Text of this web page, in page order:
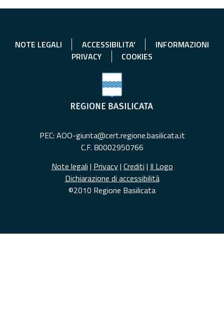
NOTE LEGALI ACCESSIBILITA'
INFORMAZIONI
PRIVACY
COOKIES
PEC: AOO-giunta@cert.regione.basilicata.it
C.F. 80002950766
Note legali | Privacy| Crediti | Il Logo
Dichiarazione di accessibilità
©2010 Regione Basilicata